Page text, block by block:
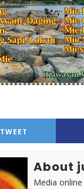
TWEET
About
Media